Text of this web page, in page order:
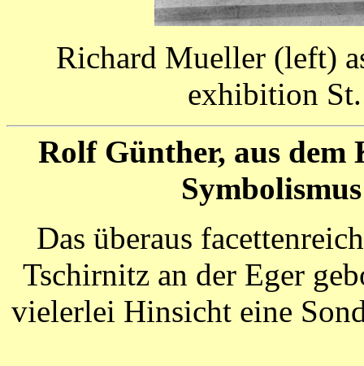
Richard Mueller (left)
exhibition
Rolf Günther, aus
Das überaus
Tschirnitz an der Eger
vielerlei Hinsicht eine